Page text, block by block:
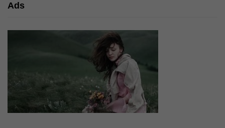
Ads